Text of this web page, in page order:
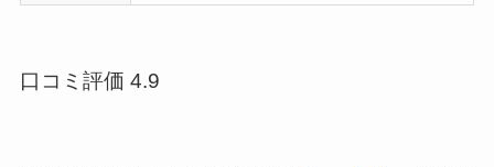
口コミ評価 4.9